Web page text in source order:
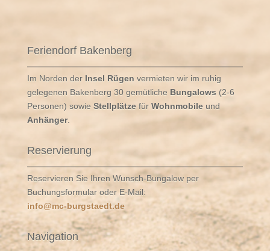
Feriendorf Bakenberg
Im Norden derInsel Rügen vermieten wir im ruhig
gelegenen Bakenberg 30 gemütliche Bungalows (2-6
Personen) sowie Stellplätzefür Wohnmobileund
Anhänger.
Reservierung
Reservieren Sie Ihren Wunsch-Bungalow per
Buchungsformular oder E-Mail:
info@mc-burgstaedt.de
Navigation